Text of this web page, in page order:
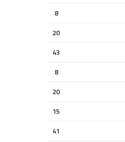
8
20
43
8
20
15
41